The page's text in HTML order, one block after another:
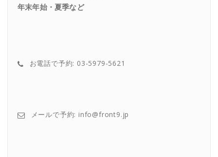
年末年始・夏季など
お電話で予約: 03-5979-5621
メールで予約: info@front9.jp